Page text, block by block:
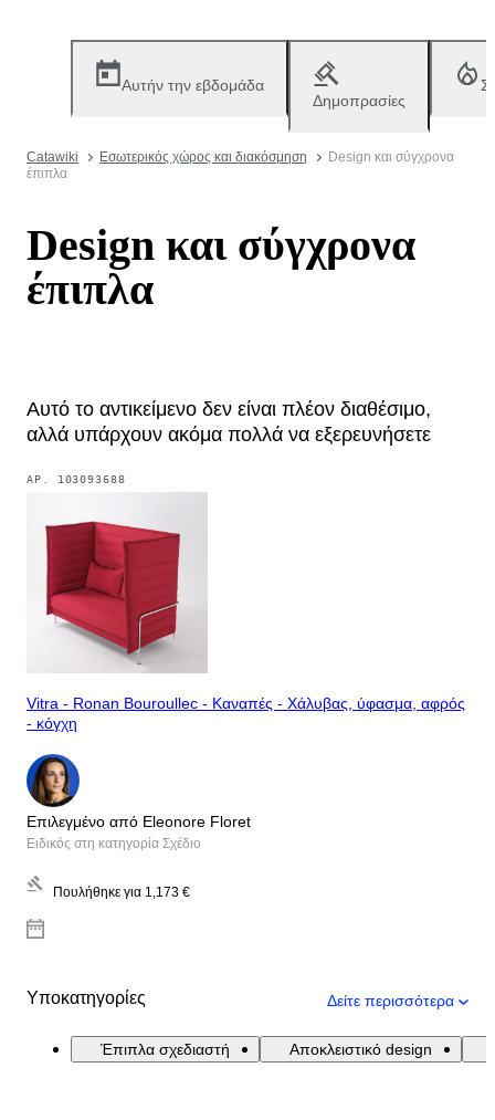
Αυτήν την εβδομάδα
Δημοπρασίες
Catawiki Εσωτερικός χώρος και διακόσμηση
Design και σύγχρονα
έπιπλα
Design και σύγχρονα
έπιπλα
Αυτό το αντικείμενο δεν είναι πλέον διαθέσιμο,
αλλά υπάρχουν ακόμα πολλά να εξερευνήσετε
ΑΡ. 103093688
Vitra - Ronan Bouroullec - Καναπές - Χάλυβας, ύφασμα, αφρός
- κόγχη
Επιλεγμένο από Eleonore Floret
Ειδικός στη κατηγορία Σχέδιο
Πουλήθηκε για 1,173 €
Υποκατηγορίες Δείτε περισσότερα
Έπιπλα σχεδιαστή Αποκλειστικό design